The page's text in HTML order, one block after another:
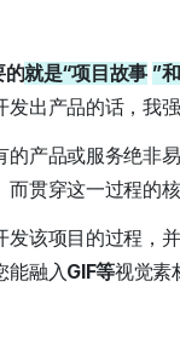
的就是“项目故事 ”和
出产品的话，我
的产品或服务绝非
而贯穿这一过程的
发该项目的过程，
能融入GIF等视觉素